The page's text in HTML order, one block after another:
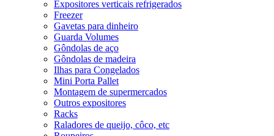
Expositores verticais refrigerados
Freezer
Gavetas para dinheiro
Guarda Volumes
Gôndolas de aço
Gôndolas de madeira
Ilhas para Congelados
Mini Porta Pallet
Montagem de supermercados
Outros expositores
Racks
Raladores de queijo, côco, etc